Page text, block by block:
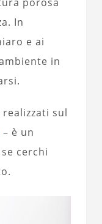
In
e ai
in
sul
– è un
cerchi